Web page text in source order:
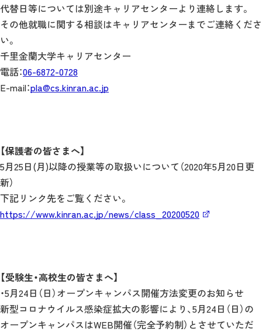
代替日等については別途キャリアセンターより連絡します。
その他就職に関する相談はキャリアセンターまでご連絡くださ
い。
千里金蘭大学キャリアセンター
電話：06-6872-0728
E-mail：pla@cs.kinran.ac.jp
【保護者の皆さまへ】
5月25日(月)以降の授業等の取扱いについて（2020年5月20日更
新）
下記リンク先をご覧ください。
https://www.kinran.ac.jp/news/class_20200520
【受験生・高校生の皆さまへ】
・5月24日（日）オープンキャンパス開催方法変更のお知らせ
新型コロナウイルス感染症拡大の影響により、5月24日（日）の
オープンキャンパスはWEB開催（完全予約制）とさせていただ